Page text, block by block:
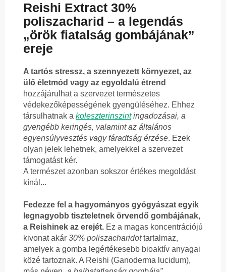
Reishi Extract 30%
poliszacharid – a legendás
„örök fiatalság gombájának”
ereje
A tartós stressz, a szennyezett környezet, az
ülő életmód vagy az egyoldalú étrend
hozzájárulhat a szervezet természetes
védekezőképességének gyengüléséhez. Ehhez
társulhatnak a koleszterinszintingadozásai, a
gyengébb keringés, valamint az általános
egyensúlyvesztés vagy fáradtság érzése. Ezek
olyan jelek lehetnek, amelyekkel a szervezet
támogatást kér.
A természet azonban sokszor értékes megoldást
kínál...
Fedezze fel a hagyományos gyógyászat egyik
legnagyobb tiszteletnek örvendő gombájának,
a Reishinek az erejét. Ez a magas koncentrációjú
kivonat akár 30% poliszacharidottartalmaz,
amelyek a gomba legértékesebb bioaktív anyagai
közé tartoznak. A Reishi (Ganoderma lucidum),